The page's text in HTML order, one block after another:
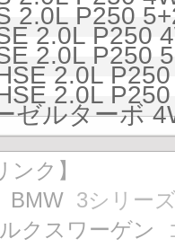
2.0L P250
2.0L
2.0L
2.0L
2.0L
ゼルターボ
ンク】
BMW 3シリー
クスワーゲン